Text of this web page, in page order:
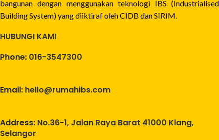
bangunan dengan menggunakan teknologi IBS (Industrialised
Building System) yang diiktiraf oleh CIDB dan SIRIM.
HUBUNGI KAMI
Phone: 016-3547300
Email: hello@rumahibs.com
Address: No.36-1, Jalan Raya Barat 41000 Klang,
Selangor